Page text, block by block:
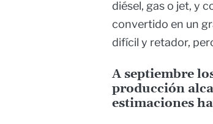
diésel, gas o jet, y
convertido en un
difícil y retador,
A septiembre
producción
estimaciones